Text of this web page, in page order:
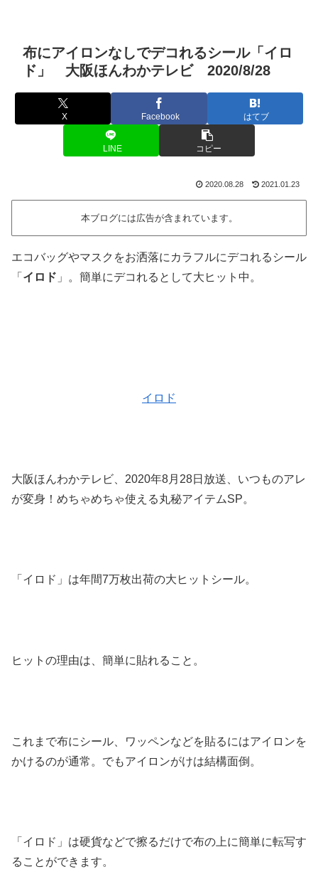
布にアイロンなしでデコれるシール「イロ
ド」 大阪ほんわかテレビ 2020/8/28
X Facebook はてブ
LINE コピー
2020.08.28 2021.01.23
本ブログには広告が含まれています。
エコバッグやマスクをお洒落にカラフルにデコれるシール
「 イロド 」。簡単にデコれるとして大ヒット中。
イロド
大阪ほんわかテレビ、2020年8月28日放送、いつものアレ
が変身！めちゃめちゃ使える丸秘アイテムSP。
「イロド」は年間7万枚出荷の大ヒットシール。
ヒットの理由は、簡単に貼れること。
これまで布にシール、ワッペンなどを貼るにはアイロンを
かけるのが通常。でもアイロンがけは結構面倒。
「イロド」は硬貨などで擦るだけで布の上に簡単に転写す
ることができます。